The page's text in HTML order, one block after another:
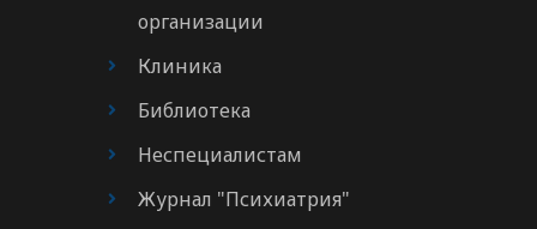
организации
Клиника
Библиотека
Неспециалистам
Журнал "Психиатрия"